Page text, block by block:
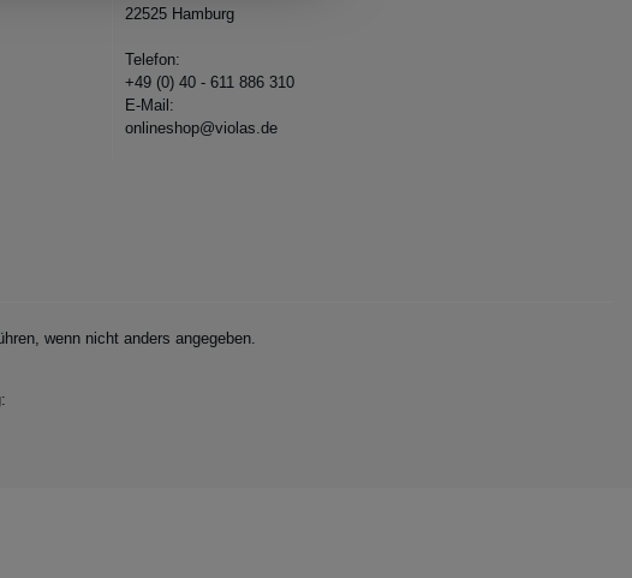
22525 Hamburg
Telefon:
+49 (0) 40 - 611 886 310
E-Mail:
onlineshop@violas.de
wenn nicht anders angegeben.